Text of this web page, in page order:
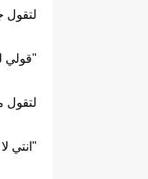
لتقول
"قولي
لتقول
"انتي